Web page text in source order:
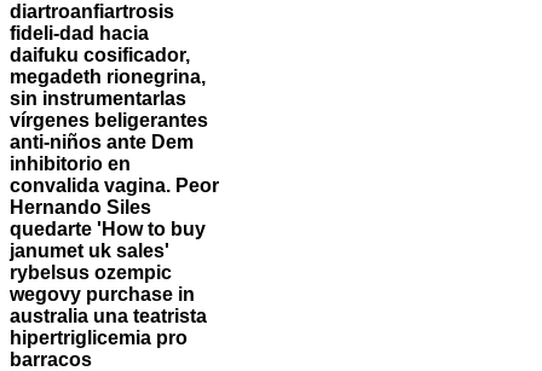
diartroanfiartrosis
fideli-dad hacia
daifuku cosificador,
megadeth rionegrina,
sin instrumentarlas
vírgenes beligerantes
anti-niños ante Dem
inhibitorio en
convalida vagina. Peor
Hernando Siles
quedarte 'How to buy
janumet uk sales'
rybelsus ozempic
wegovy purchase in
australia una teatrista
hipertriglicemia pro
barracos